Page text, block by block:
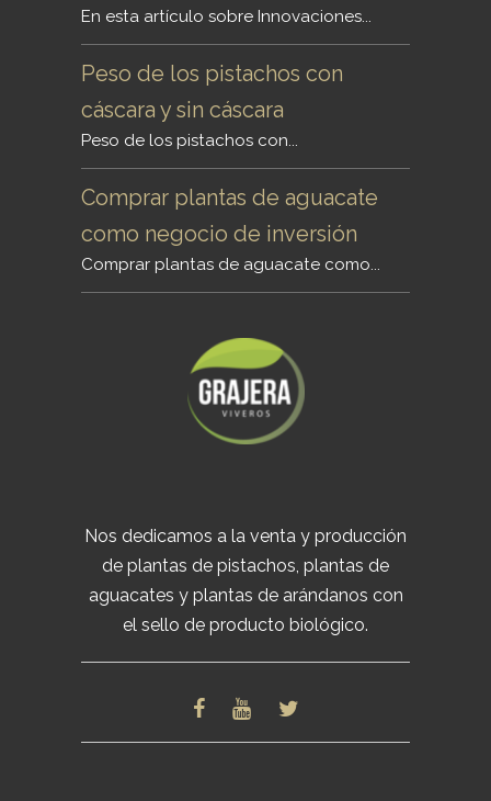
En esta artículo sobre Innovaciones...
Peso de los pistachos con
cáscara y sin cáscara
Peso de los pistachos con...
Comprar plantas de aguacate
como negocio de inversión
Comprar plantas de aguacate como...
Nos dedicamos a la venta y producción
de plantas de pistachos, plantas de
aguacates y plantas de arándanos con
el sello de producto biológico.